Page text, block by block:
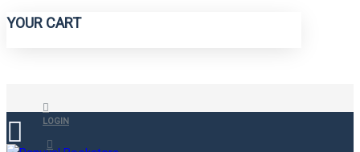
YOUR CART
LOGIN